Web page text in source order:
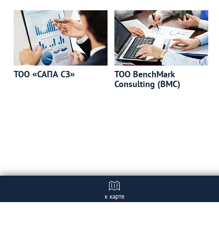
ТОО «САПА СЗ»
ТОО BenchMark
Consulting (BMC)
к карте